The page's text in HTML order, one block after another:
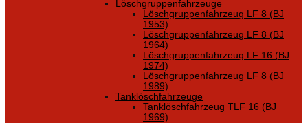
Löschgruppenfahrzeuge
Löschgruppenfahrzeug LF 8 (BJ
1953)
Löschgruppenfahrzeug LF 8 (BJ
1964)
Löschgruppenfahrzeug LF 16 (BJ
1974)
Löschgruppenfahrzeug LF 8 (BJ
1989)
Tanklöschfahrzeuge
Tanklöschfahrzeug TLF 16 (BJ
1969)